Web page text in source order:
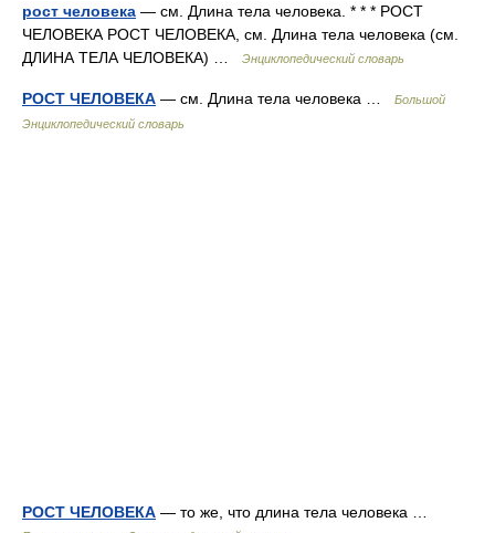
рост человека — см. Длина тела человека. * * * РОСТ
ЧЕЛОВЕКА РОСТ ЧЕЛОВЕКА, см. Длина тела человека (см.
ДЛИНА ТЕЛА ЧЕЛОВЕКА) …
Энциклопедический словарь
РОСТ ЧЕЛОВЕКА — см. Длина тела человека …
Большой
Энциклопедический словарь
РОСТ ЧЕЛОВЕКА — то же, что длина тела человека …